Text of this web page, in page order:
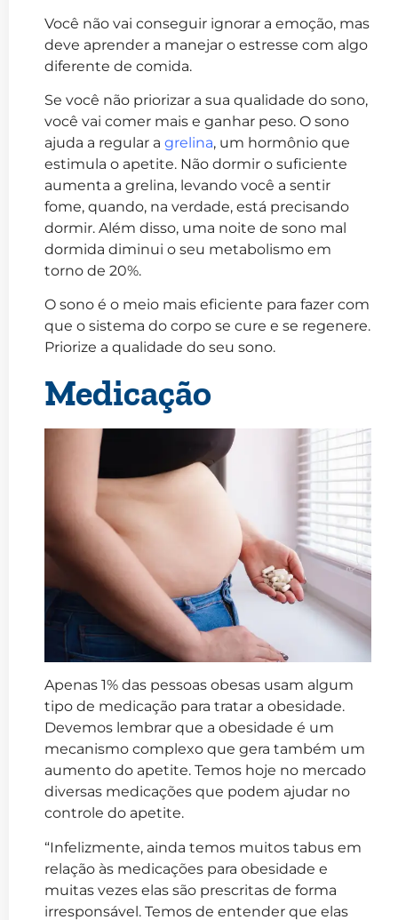
Você não vai conseguir ignorar a emoção, mas
deve aprender a manejar o estresse com algo
diferente de comida.
Se você não priorizar a sua qualidade do sono,
você vai comer mais e ganhar peso. O sono
ajuda a regular a grelina, um hormônio que
estimula o apetite. Não dormir o suficiente
aumenta a grelina, levando você a sentir
fome, quando, na verdade, está precisando
dormir. Além disso, uma noite de sono mal
dormida diminui o seu metabolismo em
torno de 20%.
O sono é o meio mais eficiente para fazer com
que o sistema do corpo se cure e se regenere.
Priorize a qualidade do seu sono.
Medicação
Apenas 1% das pessoas obesas usam algum
tipo de medicação para tratar a obesidade.
Devemos lembrar que a obesidade é um
mecanismo complexo que gera também um
aumento do apetite. Temos hoje no mercado
diversas medicações que podem ajudar no
controle do apetite.
“Infelizmente, ainda temos muitos tabus em
relação às medicações para obesidade e
muitas vezes elas são prescritas de forma
irresponsável. Temos de entender que elas